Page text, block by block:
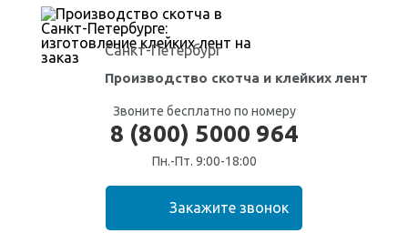
Санкт-Петербург
Производство скотча и клейких лент
Звоните бесплатно по номеру
8 (800) 5000 964
Пн.-Пт. 9:00-18:00